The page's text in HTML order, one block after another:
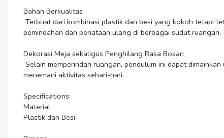
Bahan Berkualitas
pemindahan dan penataan ulang di berbagai sudut ruangan.
Dekorasi Meja sekaligus Penghilang Rasa Bosan
menemani aktivitas sehari-hari.
Specifications:
Material
Plastik dan Besi